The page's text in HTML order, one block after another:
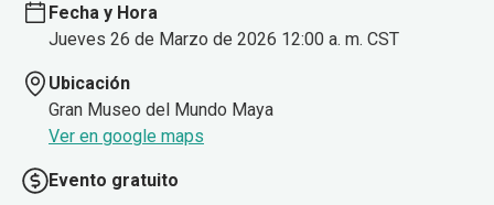
Fecha y Hora
Jueves 26 de Marzo de 2026 12:00 a. m. CST
Ubicación
Gran Museo del Mundo Maya
Ver en google maps
Evento gratuito